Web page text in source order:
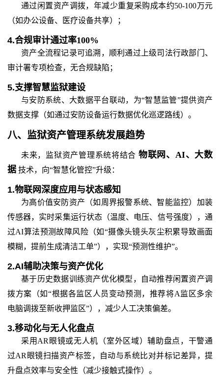
通过闲置资产调拨，年减少重复采购成本约50-100万元
（如办公设备、医疗设备共享）；
4.合规审计通过率100%
资产全流程记录可追溯，顺利通过上级司法行政部门、
审计署专项检查，无合规缺陷；
5.支撑智慧监狱建设
与安防系统、大数据平台联动，为“智慧监管”提供资产
数据支撑（如通过安防设备运行数据优化巡逻路线）。
八、 监狱资产管理系统发展趋势
未来，监狱资产管理系统将结合 物联网、 AI、大数
据 技术，向“智慧化管控”升级：
1.物联网深度应用与状态感知
为高价值安防资产（如周界报警系统、智能监控）加装
传感器，实时采集运行状态（温度、电压、信号强度），通
过AI算法预测故障风险（如“摄像头镜头灰尘积累导致画面
模糊，提前生成清洁工单”），实现“预测性维护”。
2.AI辅助决策与资产优化
基于历史数据训练资产优化模型，自动推荐闲置资产调
拨方案（如“根据各监区人员变动预测，推荐将A监区多余
电脑调拨至新收押监区”），减少人工决策偏差。
3.移动化与无人化盘点
采用 AR眼镜或无人机（室外区域）辅助盘点，干警通
过AR眼镜扫描资产标签，自动与系统比对并标记差异，提
升盘点效率与安全性（减少接触式操作）。